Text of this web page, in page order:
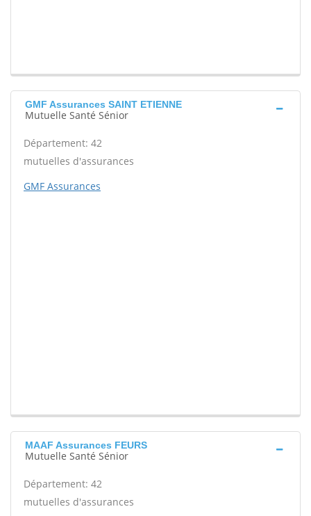
GMF Assurances SAINT ETIENNE
Mutuelle Santé Sénior
Département: 42
mutuelles d'assurances
GMF Assurances
MAAF Assurances FEURS
Mutuelle Santé Sénior
Département: 42
mutuelles d'assurances